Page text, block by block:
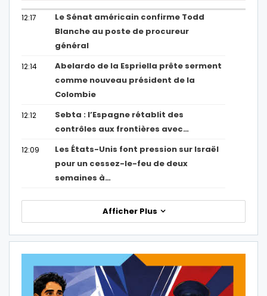
12:17
Le Sénat américain confirme Todd
Blanche au poste de procureur
général
12:14
Abelardo de la Espriella prête serment
comme nouveau président de la
Colombie
12:12
Sebta : l’Espagne rétablit des
contrôles aux frontières avec…
12:09
Les États-Unis font pression sur Israël
pour un cessez-le-feu de deux
semaines à…
Afficher Plus